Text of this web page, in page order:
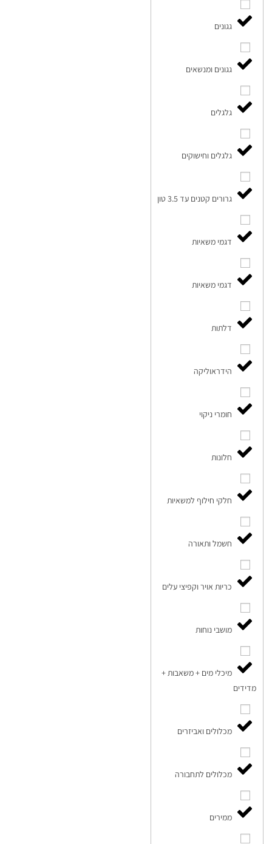
גגונים
גגונים ומנשאים
גלגלים
גלגלים וחישוקים
גרורים קטנים עד 3.5 טון
דגמי משאיות
דגמי משאיות
דלתות
הידראוליקה
חומרי ניקוי
חלונות
חלקי חילוף למשאיות
חשמל ותאורה
כריות אויר וקפיצי עלים
מושבי נוחות
מיכלי מים + משאבות +
מדידים
מכלולים ואביזרים
מכלולים לתחבורה
ממירים